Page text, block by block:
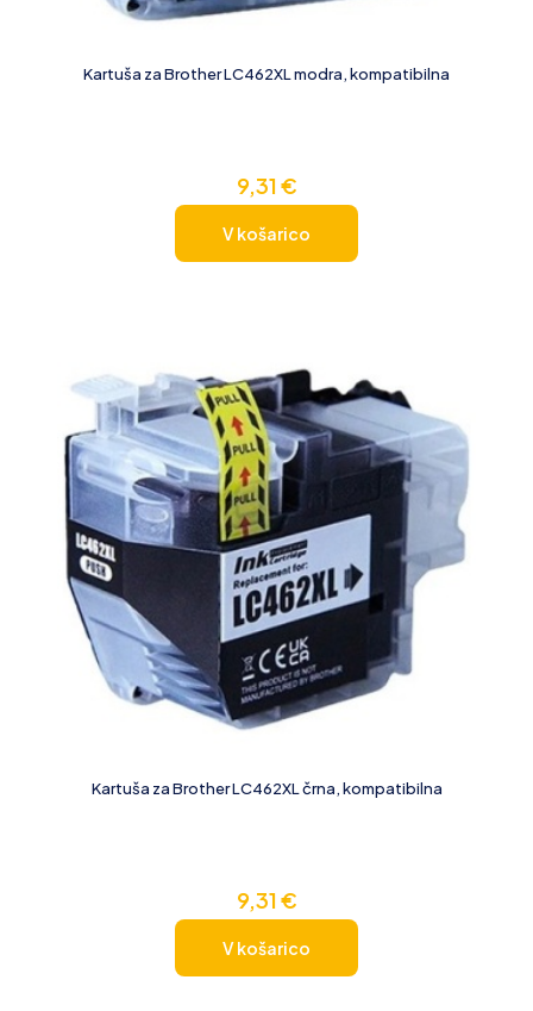
Kartuša za Brother LC462XL modra, kompatibilna
9,31€
V košarico
Kartuša za Brother LC462XL črna, kompatibilna
9,31€
V košarico